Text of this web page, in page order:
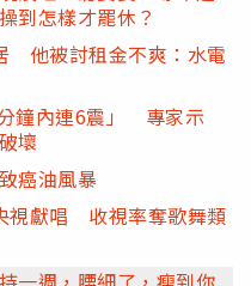
到怎樣才罷休？
他被討租金不爽：水電
鐘內連6震」 專家示
壞
癌油風暴
視獻唱 收視率奪歌舞類